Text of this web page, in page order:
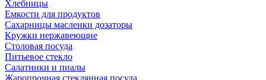
Хлебницы
Емкости для продуктов
Сахарницы масленки дозаторы
Кружки нержавеющие
Столовая посуда
Питьевое стекло
Салатники и пиалы
Жаропрочная стеклянная посуда